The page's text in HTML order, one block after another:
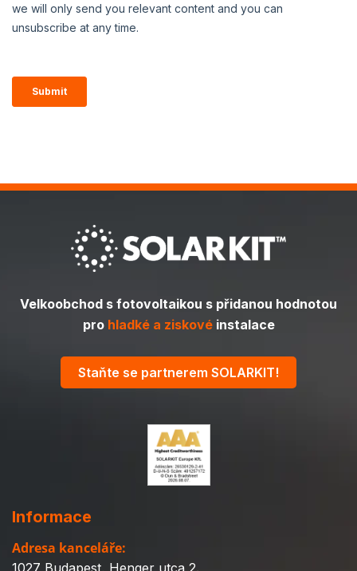
Velkoobchod s fotovoltaikou s přidanou hodnotou
pro hladké a ziskovéinstalace
Staňte se partnerem SOLARKIT!
Informace
Adresa kanceláře:
1027 Budapest, Henger utca 2.